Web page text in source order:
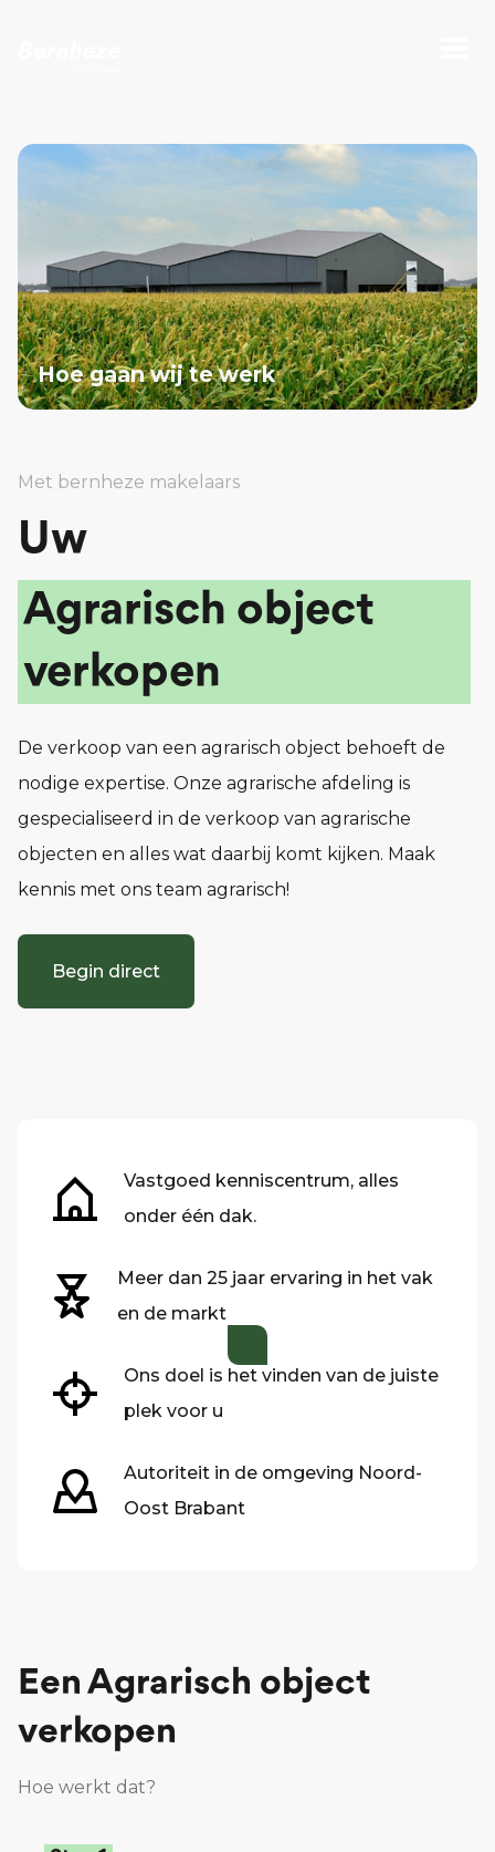
Hoe gaan wij te werk
Met bernheze makelaars
Uw
Agrarisch object
verkopen
De verkoop van een agrarisch object behoeft de
nodige expertise. Onze agrarische afdeling is
gespecialiseerd in de verkoop van agrarische
objecten en alles wat daarbij komt kijken. Maak
kennis met ons team agrarisch!
Begin direct
Vastgoed kenniscentrum, alles
onder één dak.
Meer dan 25 jaar ervaring in het vak
en de markt
Ons doel is het vinden van de juiste
plek voor u
Autoriteit in de omgeving Noord-
Oost Brabant
Een Agrarisch object
verkopen
Hoe werkt dat?